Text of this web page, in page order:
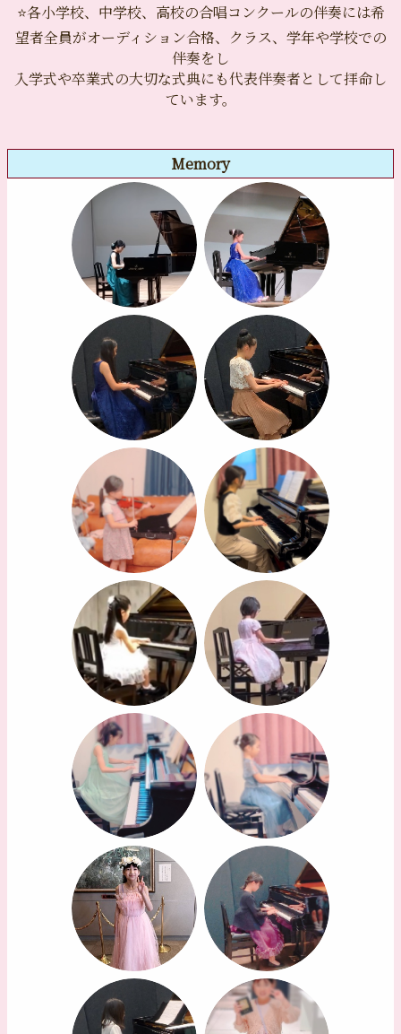
⭐️各小学校、中学校、高校の合唱コンクールの伴奏には希
望者全員がオーディション合格、クラス、学年や学校での
伴奏をし
入学式や卒業式の大切な式典にも代表伴奏者として拝命し
ています。
Memory